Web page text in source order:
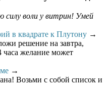
силу воли у витрин! Умей
в квадрате к Плутону →
решение на завтра,
часа желание может
→
Возьми с собой список и